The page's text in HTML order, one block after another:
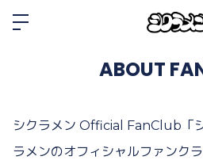
ABOUT
シクラメン Official FanClub「
ラメンのオフィシャルファンク